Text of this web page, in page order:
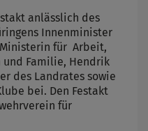
anlässlich des
Innenminister
Ministerin für Arbeit,
und Familie, Hendrik
des Landrates sowie
bei. Den Festakt
für